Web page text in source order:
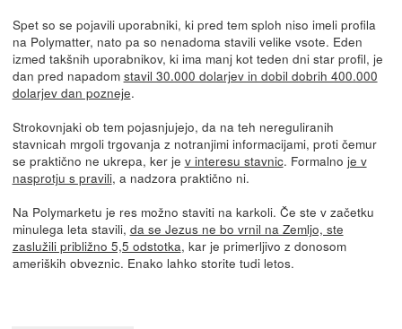
Spet so se pojavili uporabniki, ki pred tem sploh niso imeli profila
na Polymatter, nato pa so nenadoma stavili velike vsote. Eden
izmed takšnih uporabnikov, ki ima manj kot teden dni star profil, je
dan pred napadom stavil 30.000 dolarjev in dobil dobrih 400.000
dolarjev dan pozneje.
Strokovnjaki ob tem pojasnjujejo, da na teh nereguliranih
stavnicah mrgoli trgovanja z notranjimi informacijami, proti čemur
se praktično ne ukrepa, ker je v interesu stavnic. Formalno je v
nasprotju s pravili, a nadzora praktično ni.
Na Polymarketu je res možno staviti na karkoli. Če ste v začetku
minulega leta stavili, da se Jezus ne bo vrnil na Zemljo, ste
zaslužili približno 5,5 odstotka, kar je primerljivo z donosom
ameriških obveznic. Enako lahko storite tudi letos.